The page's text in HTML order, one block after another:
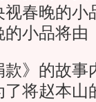
视春晚的
的小品将由
的故事
了将赵本山